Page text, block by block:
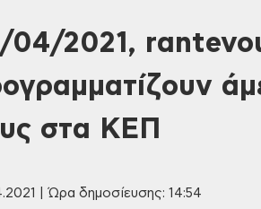
04/2021,
στα ΚΕΠ
| Ώρα δημοσίευσης: 14:54